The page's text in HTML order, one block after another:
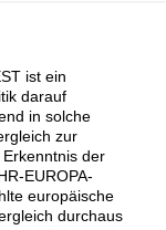
ist ein
darauf
in solche
zur
der
EUROPA-
europäische
durchaus